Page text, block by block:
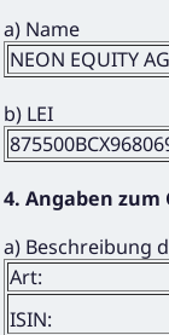
a) Name
NEON EQUITY AG
b) LEI
4. Angaben
a) Beschreibung
Art:
ISIN: